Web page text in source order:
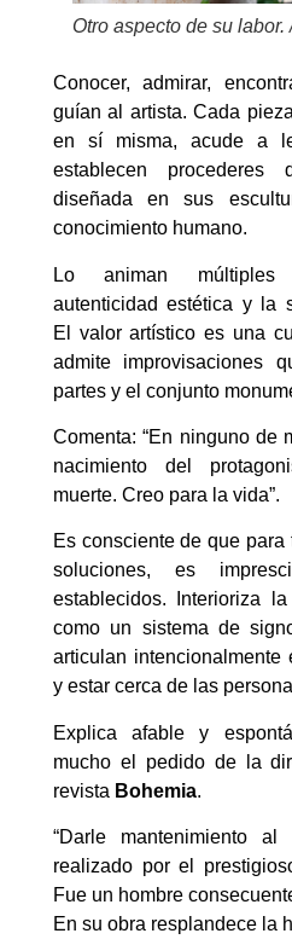
Otro aspecto de su labor.
Conocer, admirar,
guían al artista. Cada
en sí misma, acude a
establecen procederes
diseñada en sus
conocimiento humano.
Lo animan múltiples
autenticidad estética y la
El valor artístico es una
admite improvisaciones
partes y el conjunto
Comenta: “En ninguno de
nacimiento del
muerte. Creo para la vida”.
Es consciente de que
soluciones, es
establecidos. Interioriza
como un sistema de
articulan
y estar cerca de las
Explica afable y
mucho el pedido de la
revista Bohemia.
“Darle mantenimiento
realizado por el
Fue un hombre
En su obra resplandece la